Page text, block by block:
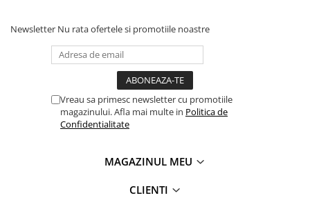
Newsletter Nu rata ofertele si promotiile noastre
Vreau sa primesc newsletter cu promotiile
magazinului. Afla mai multe in Politica de
Confidentialitate
MAGAZINUL MEU
CLIENTI